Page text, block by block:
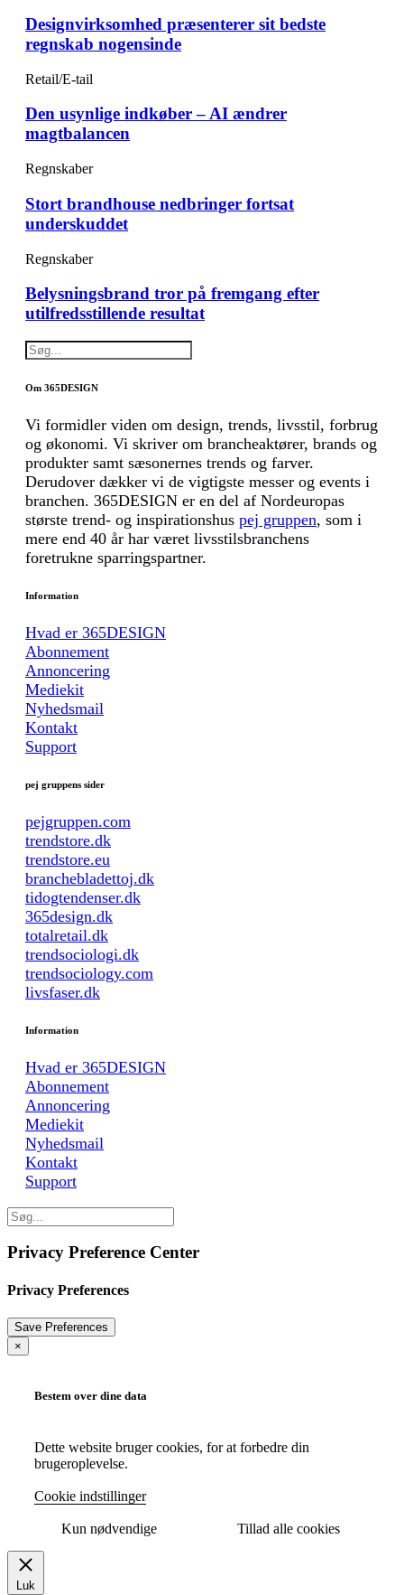
Designvirksomhed præsenterer sit bedste
regnskab nogensinde
Retail/E-tail
Den usynlige indkøber – AI ændrer
magtbalancen
Regnskaber
Stort brandhouse nedbringer fortsat
underskuddet
Regnskaber
Belysningsbrand tror på fremgang efter
utilfredsstillende resultat
Om 365DESIGN
Vi formidler viden om design, trends, livsstil, forbrug
og økonomi. Vi skriver om brancheaktører, brands og
produkter samt sæsonernes trends og farver.
Derudover dækker vi de vigtigste messer og events i
branchen. 365DESIGN er en del af Nordeuropas
største trend- og inspirationshus pej gruppen, som i
mere end 40 år har været livsstilsbranchens
foretrukne sparringspartner.
Information
Hvad er 365DESIGN
Abonnement
Annoncering
Mediekit
Nyhedsmail
Kontakt
Support
pej gruppens sider
pejgruppen.com
trendstore.dk
trendstore.eu
branchebladettoj.dk
tidogtendenser.dk
365design.dk
totalretail.dk
trendsociologi.dk
trendsociology.com
livsfaser.dk
Information
Hvad er 365DESIGN
Abonnement
Annoncering
Mediekit
Nyhedsmail
Kontakt
Support
Privacy Preference Center
Privacy Preferences
×
Bestem over dine data
Dette website bruger cookies, for at forbedre din
brugeroplevelse.
Cookie indstillinger
Kun nødvendige Tillad alle cookies
Luk